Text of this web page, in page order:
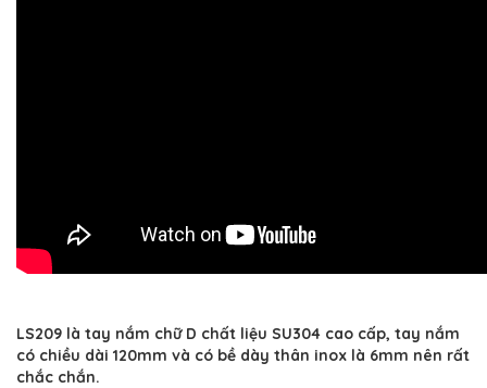
LS209 là tay nắm chữ D chất liệu SU304 cao cấp, tay nắm
có chiều dài 120mm và có bề dày thân inox là 6mm nên rất
chắc chắn.